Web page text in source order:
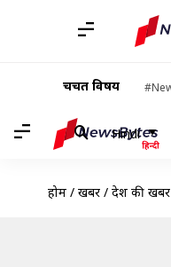
चर्चित विषय
Hindi
होम / खबरें / देश की खबरें